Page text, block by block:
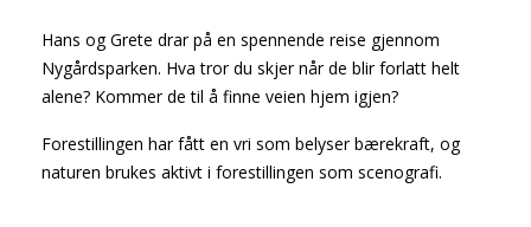
Hans og Grete drar på en spennende reise gjennom
Nygårdsparken. Hva tror du skjer når de blir forlatt helt
alene? Kommer de til å finne veien hjem igjen?
Forestillingen har fått en vri som belyser bærekraft, og
naturen brukes aktivt i forestillingen som scenografi.